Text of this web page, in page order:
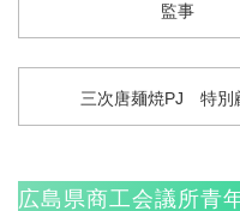
監事
三次唐麺焼PJ 特別
広島県商工会議所